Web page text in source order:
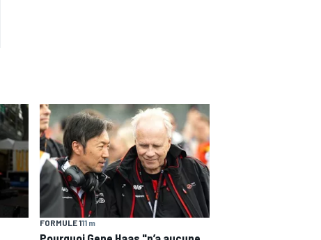
FORMULE 111 m